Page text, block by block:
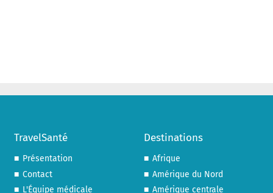
TravelSanté
Présentation
Contact
L'Équipe médicale
Destinations
Afrique
Amérique du Nord
Amérique centrale